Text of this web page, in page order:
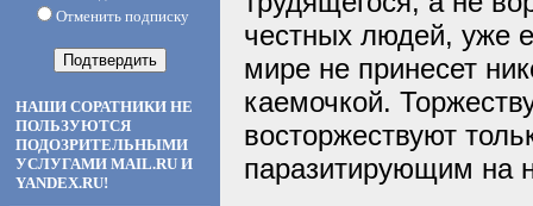
Отменить подписку
НАШИ СОРАТНИКИ НЕ
ПОЛЬЗУЮТСЯ
ПОДОЗРИТЕЛЬНЫМИ
УСЛУГАМИ MAIL.RU И
YANDEX.RU!
честных людей, уже
мире не принесет
каемочкой.
восторжествуют
паразитирующим на